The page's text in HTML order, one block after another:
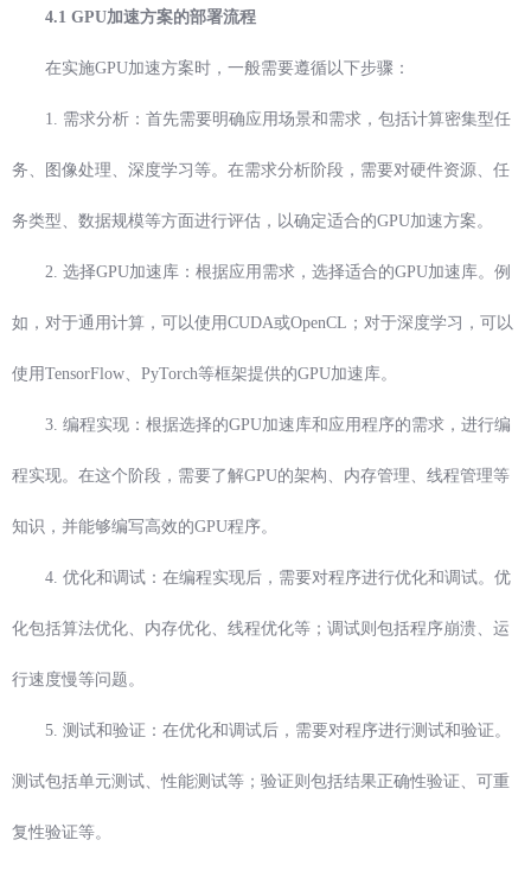
4.1 GPU加速方案的部署流程
在实施GPU加速方案时，一般需要遵循以下步骤：
1. 需求分析：首先需要明确应用场景和需求，包括计算密集型任
务、图像处理、深度学习等。在需求分析阶段，需要对硬件资源、任
务类型、数据规模等方面进行评估，以确定适合的GPU加速方案。
2. 选择GPU加速库：根据应用需求，选择适合的GPU加速库。例
如，对于通用计算，可以使用CUDA或OpenCL；对于深度学习，可以
使用TensorFlow、PyTorch等框架提供的GPU加速库。
3. 编程实现：根据选择的GPU加速库和应用程序的需求，进行编
程实现。在这个阶段，需要了解GPU的架构、内存管理、线程管理等
知识，并能够编写高效的GPU程序。
4. 优化和调试：在编程实现后，需要对程序进行优化和调试。优
化包括算法优化、内存优化、线程优化等；调试则包括程序崩溃、运
行速度慢等问题。
5. 测试和验证：在优化和调试后，需要对程序进行测试和验证。
测试包括单元测试、性能测试等；验证则包括结果正确性验证、可重
复性验证等。